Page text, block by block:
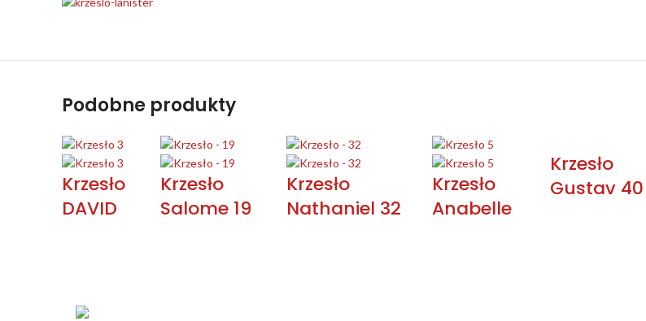
Podobne produkty
Krzesło
DAVID
Krzesło
Salome 19
Krzesło
Nathaniel 32
Krzesło
Anabelle
Krzesło
Gustav 40